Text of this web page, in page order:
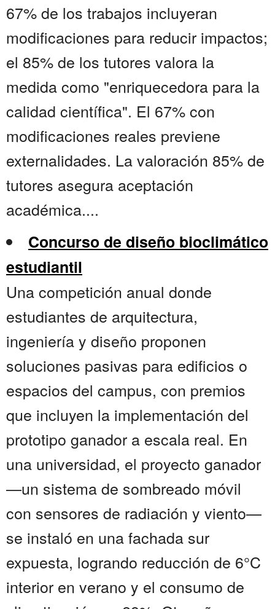
67% de los trabajos incluyeran
modificaciones para reducir impactos;
el 85% de los tutores valora la
medida como "enriquecedora para la
calidad científica". El 67% con
modificaciones reales previene
externalidades. La valoración 85% de
tutores asegura aceptación
académica....
Concurso de diseño bioclimático
estudiantil
Una competición anual donde
estudiantes de arquitectura,
ingeniería y diseño proponen
soluciones pasivas para edificios o
espacios del campus, con premios
que incluyen la implementación del
prototipo ganador a escala real. En
una universidad, el proyecto ganador
—un sistema de sombreado móvil
con sensores de radiación y viento—
se instaló en una fachada sur
expuesta, logrando reducción de 6°C
interior en verano y el consumo de